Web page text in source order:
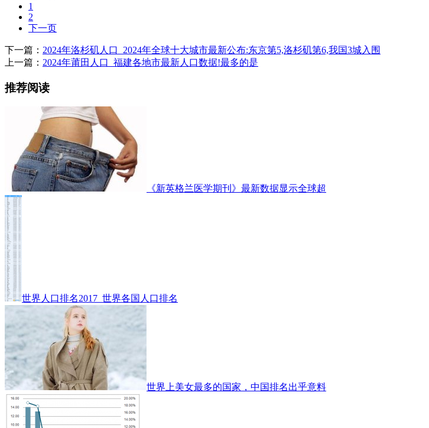
1
2
下一页
下一篇： 2024年洛杉矶人口_2024年全球十大城市最新公布:东京第5,洛杉矶第6,我国3城入围
上一篇： 2024年莆田人口_福建各地市最新人口数据!最多的是
推荐阅读
《新英格兰医学期刊》最新数据显示全球超
世界人口排名2017_世界各国人口排名
世界上美女最多的国家，中国排名出乎意料